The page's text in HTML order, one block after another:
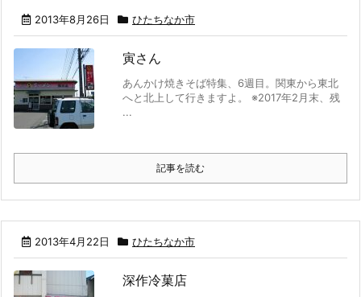
2013年8月26日 ひたちなか市
寅さん
あんかけ焼きそば特集、6週目。関東から東北
へと北上して行きますよ。 ※2017年2月末、残
...
記事を読む
2013年4月22日 ひたちなか市
深作冷菓店